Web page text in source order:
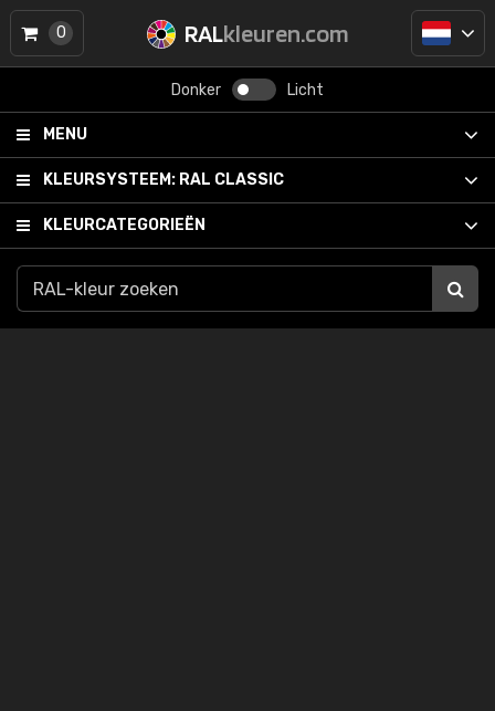
RALkleuren.com
Donker Licht
MENU
KLEURSYSTEEM: RAL CLASSIC
KLEURCATEGORIEËN
0